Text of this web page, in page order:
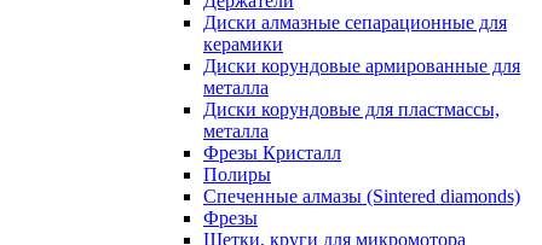
Диски алмазные сепарационные для
керамики
Диски корундовые армированные для
металла
Диски корундовые для пластмассы,
металла
Фрезы Кристалл
Полиры
Спеченные алмазы (Sintered diamonds)
Фрезы
Щетки, круги для микромотора